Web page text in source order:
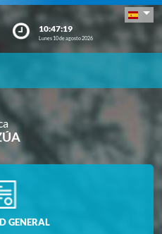
10:47:19
Lunes 10 de agosto 2026
GENERAL